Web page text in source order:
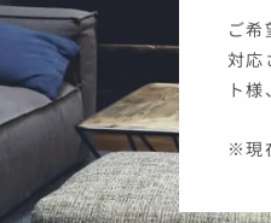
ご
対応
ト
※現